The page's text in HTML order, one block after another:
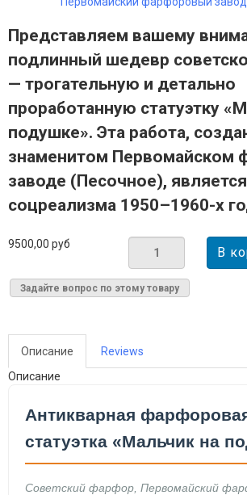
Представляем вашему
подлинный шедевр
— трогательную и детально
проработанную статуэтку
подушке». Эта работа,
знаменитом Первомайском
заводе (Песочное),
соцреализма 1950–1960-х
9500,00 руб
Задайте вопрос по этому товару
Описание
Reviews
Описание
Антикварная
статуэтка «Мальчик на
Советский фарфор, Первомайский